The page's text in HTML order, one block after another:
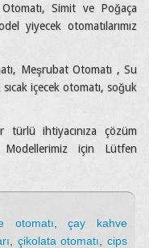
Simit ve Poğaça
yiyecek otomatılarımız
Meşrubat Otomatı , Su
içecek otomatı, soğuk
ihtiyacınıza çözüm
Modellerimiz için Lütfen
otomatı ,çay kahve
çikolata otomatı ,cips